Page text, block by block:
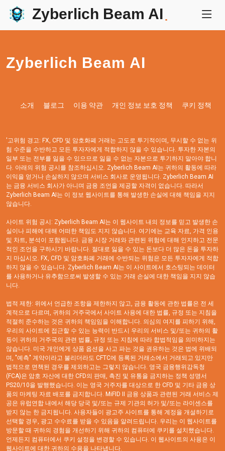
Zyberlich Beam AI.
Zyberlich Beam AI
소개 블로그 이용 약관 개인 정보 보호 정책 쿠키 정책
'고위험 경고: FX, CFD 및 암호화폐 거래는 고도로 투기적이며, 무시할 수 없는 위
험 수준을 수반하고 모든 투자자에게 적합하지 않을 수 있습니다. 투자한 자본의
일부 또는 전부를 잃을 수 있으므로 잃을 수 없는 자본으로 투기하지 말아야 합니
다. 아래의 위험 공시를 참조하십시오. Zyberlich Beam AI는 귀하의 활동에 따라
이익을 얻거나 손실하지 않으며 서비스 회사로 운영됩니다. Zyberlich Beam AI
는 금융 서비스 회사가 아니며 금융 조언을 제공할 자격이 없습니다. 따라서
Zyberlich Beam AI는 이 정보 웹사이트를 통해 발생한 손실에 대해 책임을 지지
않습니다.
사이트 위험 공시: Zyberlich Beam AI는 이 웹사이트 내의 정보를 믿고 발생한 손
실이나 피해에 대해 어떠한 책임도 지지 않습니다. 여기에는 교육 자료, 가격 인용
및 차트, 분석이 포함됩니다. 금융 시장 거래와 관련된 위험에 대해 인지하고 전문
적인 조언을 구하시기 바랍니다. 절대로 잃을 수 있는 돈보다 더 많은 돈을 투자하
지 마십시오. FX, CFD 및 암호화폐 거래에 수반되는 위험은 모든 투자자에게 적합
하지 않을 수 있습니다. Zyberlich Beam AI는 이 사이트에서 호스팅되는 데이터
를 사용하거나 유추함으로써 발생할 수 있는 거래 손실에 대한 책임을 지지 않습
니다.
법적 제한: 위에서 언급한 조항을 제한하지 않고, 금융 활동에 관한 법률은 전 세
계적으로 다르며, 귀하의 거주국에서 사이트 사용에 대한 법률, 규정 또는 지침을
적절히 준수하는 것은 귀하의 책임임을 이해합니다. 의심의 여지를 피하기 위해,
우리의 사이트에 접근할 수 있는 능력이 반드시 우리의 서비스 및/또는 귀하의 활
동이 귀하의 거주국의 관련 법률, 규정 또는 지침에 따라 합법적임을 의미하지는
않습니다. 미국 개인에게 상품 옵션을 사고 파는 것을 권유하는 것은 법에 위배되
며, "예측" 계약이라고 불리더라도 CFTC에 등록된 거래소에서 거래되고 있지만
법적으로 면책된 경우를 제외하고는 그렇지 않습니다. 영국 금융행위감독청
(FCA)은 암호 자산에 대한 CFD의 판매, 촉진 및 유통을 금지하는 정책 성명서
PS20/10을 발행했습니다. 이는 영국 거주자를 대상으로 한 CFD 및 기타 금융 상
품의 마케팅 자료 배포를 금지합니다. MiFID II 금융 상품과 관련된 거래 서비스 제
공은 유럽연합 내에서 해당 당국 및/또는 규제 기관의 허가 및/또는 라이센스를
받지 않는 한 금지됩니다. 사용자들이 광고주 사이트를 통해 계정을 개설하기로
선택할 경우, 광고 수수료를 받을 수 있음을 알려드립니다. 우리는 이 웹사이트를
방문할 때 귀하의 경험을 개선하기 위해 귀하의 컴퓨터에 쿠키를 설치했습니다.
언제든지 컴퓨터에서 쿠키 설정을 변경할 수 있습니다. 이 웹사이트의 사용은 이
웹사이트에 대한 귀하의 수용을 나타냅니다.